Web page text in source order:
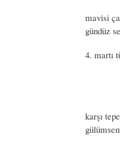
mavisi
gündüz
4. martı
karşı